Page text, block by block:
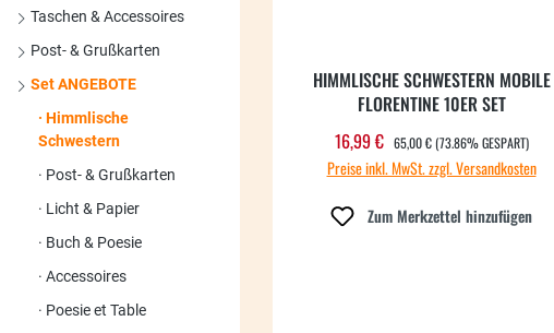
Taschen & Accessoires
Post- & Grußkarten
Set ANGEBOTE
Himmlische
Schwestern
Post- & Grußkarten
Licht & Papier
Buch & Poesie
Accessoires
Poesie et Table
HIMMLISCHE SCHWESTERN MOBILE
FLORENTINE 10ER SET
Verkaufspreis:
16,99 € REGULÄRER PREIS:
65,00 € (73.86% GESPART)
Preise inkl. MwSt. zzgl. Versandkosten
Zum Merkzettel hinzufügen